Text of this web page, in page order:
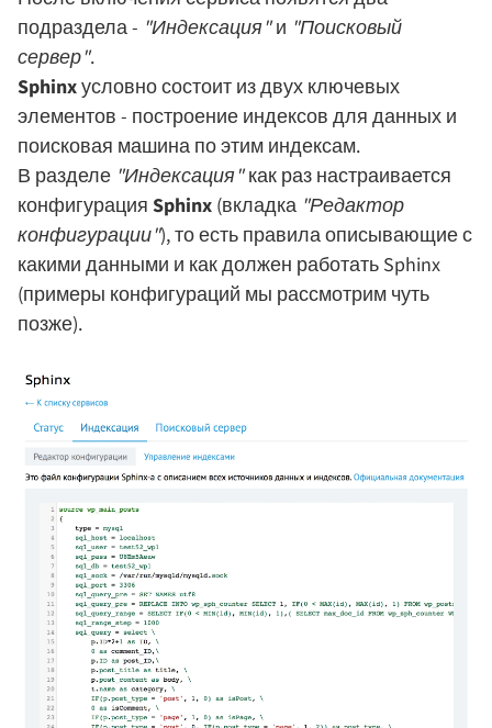
подраздела - "Индексация"и "Поисковый
сервер".
Sphinxусловно состоит из двух ключевых
элементов - построение индексов для данных и
поисковая машина по этим индексам.
В разделе "Индексация"как раз настраивается
конфигурация Sphinx (вкладка "Редактор
конфигурации"), то есть правила описывающие с
какими данными и как должен работать Sphinx
(примеры конфигураций мы рассмотрим чуть
позже).